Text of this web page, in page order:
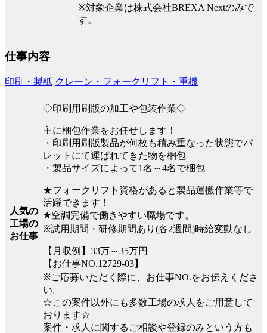
※対象企業は株式会社BREXA Nextのみで
す。
仕事内容
印刷・製紙 クレーン・フォークリフト・重機
人気の
工場の
お仕事
◇印刷用刷版の加工や包装作業◇
主に梱包作業をお任せします！
・印刷用刷版製品が何枚も積み重なった状態でパ
レットにて運ばれてきた物を梱包
・製品サイズによって1名～4名で梱包
★フォークリフト資格があると製品運搬作業等で
活躍できます！
★空調完備で働きやすい職場です。
※試用期間・研修期間あり(各2週間)時給変動なし
【月収例】33万～35万円
【お仕事NO.12729-03】
※ご応募いただく際に、お仕事NO.をお伝えくださ
い。
☆この案件以外にも多数工場の求人をご用意して
おります☆
案件・求人に関するご相談や登録のみという方も